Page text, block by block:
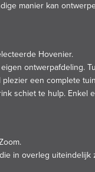
manier kan
Hovenier.
ontwerpafdeling.
een complete
schiet te hulp.
in overleg